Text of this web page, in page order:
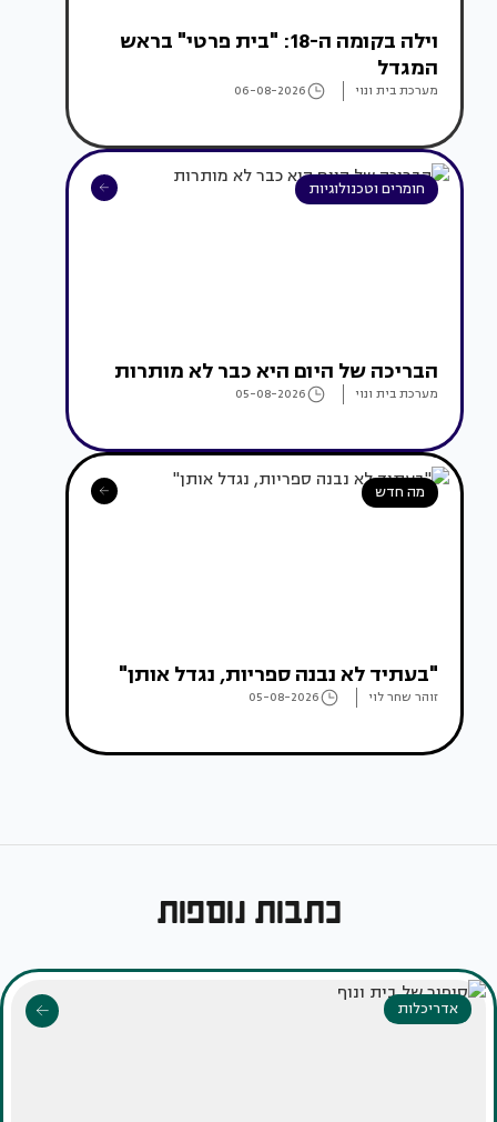
וילה בקומה ה-18: "בית פרטי" בראש
המגדל
מערכת בית ונוי 06-08-2026
חומרים וטכנולוגיות
הבריכה של היום היא כבר לא מותרות
מערכת בית ונוי 05-08-2026
מה חדש
"בעתיד לא נבנה ספריות, נגדל אותן"
זוהר שחר לוי 05-08-2026
כתבות נוספות
אדריכלות